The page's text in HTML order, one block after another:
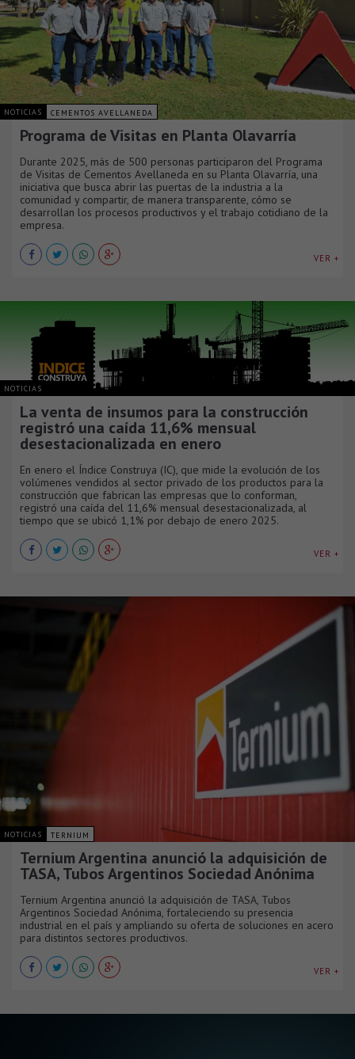
NOTICIAS CEMENTOS AVELLANEDA
Programa de Visitas en Planta Olavarría
Durante 2025, más de 500 personas participaron del Programa
de Visitas de Cementos Avellaneda en su Planta Olavarría, una
iniciativa que busca abrir las puertas de la industria a la
comunidad y compartir, de manera transparente, cómo se
desarrollan los procesos productivos y el trabajo cotidiano de la
empresa.
VER +
NOTICIAS
La venta de insumos para la construcción
registró una caída 11,6% mensual
desestacionalizada en enero
En enero el Índice Construya (IC), que mide la evolución de los
volúmenes vendidos al sector privado de los productos para la
construcción que fabrican las empresas que lo conforman,
registró una caída del 11,6% mensual desestacionalizada, al
tiempo que se ubicó 1,1% por debajo de enero 2025.
VER +
NOTICIAS TERNIUM
Ternium Argentina anunció la adquisición de
TASA, Tubos Argentinos Sociedad Anónima
Ternium Argentina anunció la adquisición de TASA, Tubos
Argentinos Sociedad Anónima, fortaleciendo su presencia
industrial en el país y ampliando su oferta de soluciones en acero
para distintos sectores productivos.
VER +